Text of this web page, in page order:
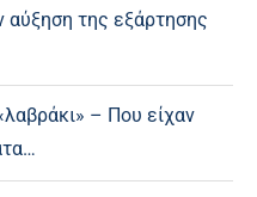
της εξάρτησης
– Που είχαν